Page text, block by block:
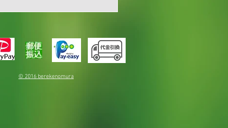
© 2016 berekenomura